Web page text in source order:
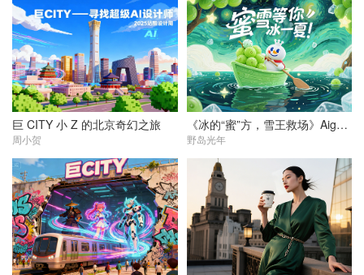
巨 CITY 小 Z 的北京奇幻之旅
周小贺
《冰的“蜜”方，雪王救场》Aigc广告动画
野岛光年